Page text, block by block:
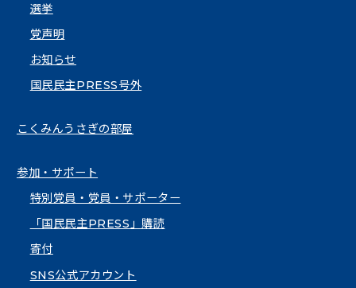
選挙
党声明
お知らせ
国民民主PRESS号外
こくみんうさぎの部屋
参加・サポート
特別党員・党員・サポーター
「国民民主PRESS」購読
寄付
SNS公式アカウント